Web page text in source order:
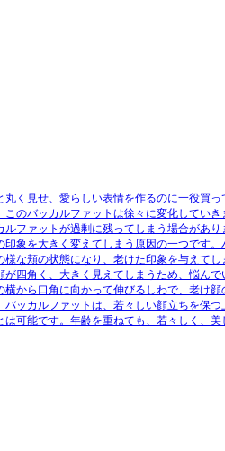
く見せ、愛らしい表情を作るのに一役買
のバッカルファットは徐々に変化していき
ファットが過剰に残ってしまう場合があ
象を大きく変えてしまう原因の一つです
な頬の状態になり、老けた印象を与えて
四角く、大きく見えてしまうため、悩ん
から口角に向かって伸びるしわで、老け顔
ッカルファットは、若々しい顔立ちを保
可能です。年齢を重ねても、若々しく、